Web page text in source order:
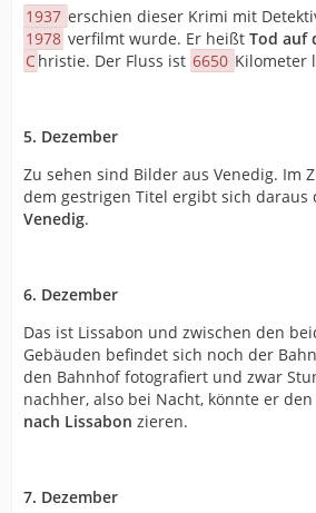
1937 erschien dieser Krimi mit
1978 verfilmt wurde. Er heißtTod auf
Christie. Der Fluss ist 6650 Kilometer
5. Dezember
Zu sehen sind Bilder aus Venedig. Im
dem gestrigen Titel ergibt sich daraus
Venedig.
6. Dezember
Das ist Lissabon und zwischen den
Gebäuden befindet sich noch der
den Bahnhof fotografiert und zwar
nachher, also bei Nacht, könnte er
nach Lissabon zieren.
7. Dezember